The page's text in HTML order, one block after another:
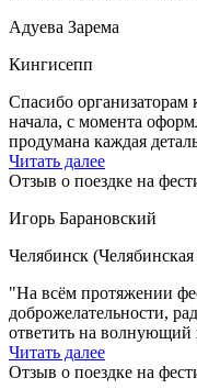
Адуева Зарема
Кингисепп
Спасибо
начала, с момента
продумана каждая
Читать далее
Отзыв о поездке на
Игорь Барановский
Челябинск (Челябинская
"На всём протяжении
доброжелательности,
ответить на волнующий
Читать далее
Отзыв о поездке на